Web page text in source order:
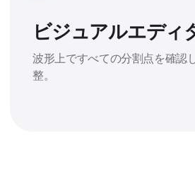
ビジュアルエディ
波形上ですべての分割点を確認
整。